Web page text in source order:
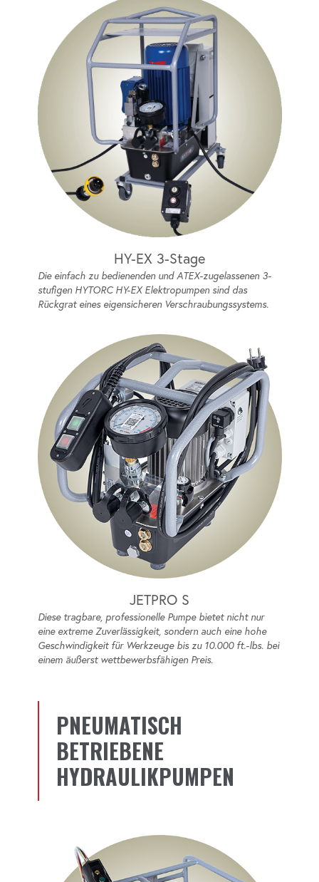
HY-EX 3-Stage
Die einfach zu bedienenden und ATEX-zugelassenen 3-
stufigen HYTORC HY-EX Elektropumpen sind das
Rückgrat eines eigensicheren Verschraubungssystems.
JETPRO S
Diese tragbare, professionelle Pumpe bietet nicht nur
eine extreme Zuverlässigkeit, sondern auch eine hohe
Geschwindigkeit für Werkzeuge bis zu 10.000 ft.-lbs. bei
einem äußerst wettbewerbsfähigen Preis.
PNEUMATISCH
BETRIEBENE
HYDRAULIKPUMPEN